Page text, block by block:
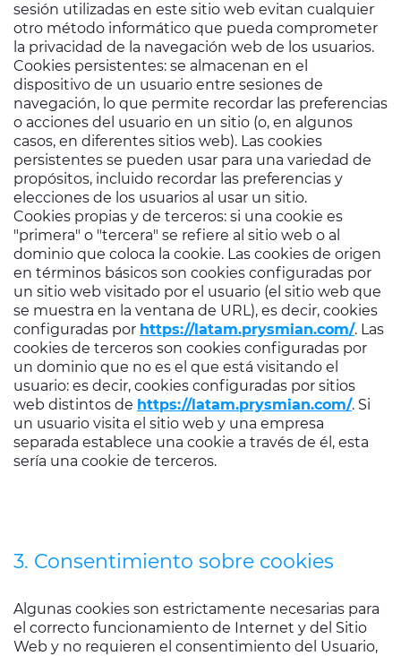
sesión utilizadas en este sitio web evitan cualquier
otro método informático que pueda comprometer
la privacidad de la navegación web de los usuarios.
Cookies persistentes: se almacenan en el
dispositivo de un usuario entre sesiones de
navegación, lo que permite recordar las preferencias
o acciones del usuario en un sitio (o, en algunos
casos, en diferentes sitios web). Las cookies
persistentes se pueden usar para una variedad de
propósitos, incluido recordar las preferencias y
elecciones de los usuarios al usar un sitio.
Cookies propias y de terceros: si una cookie es
"primera" o "tercera" se refiere al sitio web o al
dominio que coloca la cookie. Las cookies de origen
en términos básicos son cookies configuradas por
un sitio web visitado por el usuario (el sitio web que
se muestra en la ventana de URL), es decir, cookies
configuradas por https://latam.prysmian.com/. Las
cookies de terceros son cookies configuradas por
un dominio que no es el que está visitando el
usuario: es decir, cookies configuradas por sitios
web distintos de https://latam.prysmian.com/. Si
un usuario visita el sitio web y una empresa
separada establece una cookie a través de él, esta
sería una cookie de terceros.
3. Consentimiento sobre cookies
Algunas cookies son estrictamente necesarias para
el correcto funcionamiento de Internet y del Sitio
Web y no requieren el consentimiento del Usuario,